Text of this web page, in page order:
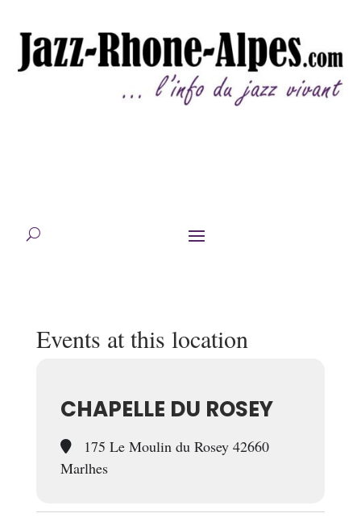
Events at this location
CHAPELLE DU ROSEY
175 Le Moulin du Rosey 42660
Marlhes